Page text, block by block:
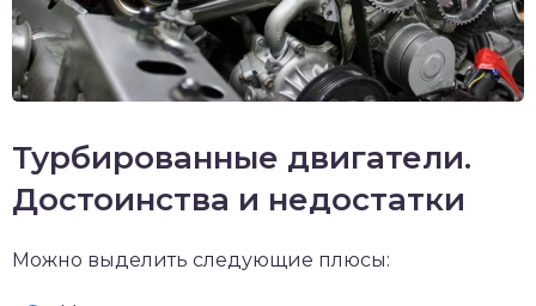
Турбированные двигатели.
Достоинства и недостатки
Можно выделить следующие плюсы: